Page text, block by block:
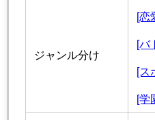
ジャンル分け
[恋
[バ
[ス
[学